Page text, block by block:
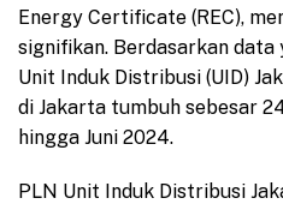
Energy Certificate (REC),
signifikan. Berdasarkan data
Unit Induk Distribusi (UID)
di Jakarta tumbuh sebesar
hingga Juni 2024.
PLN Unit Induk Distribusi